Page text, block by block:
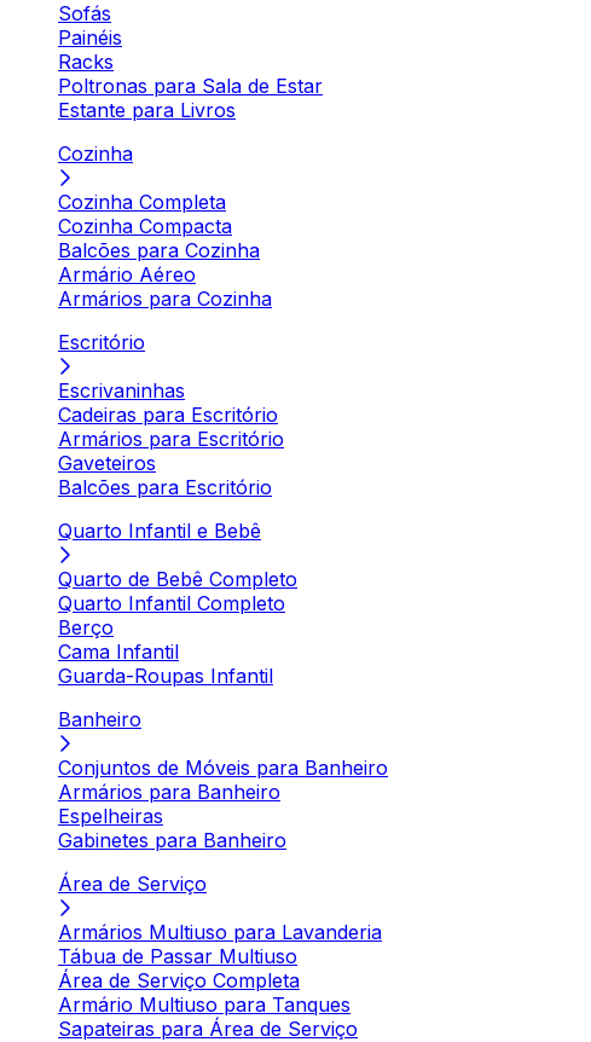
Sofás
Painéis
Racks
Poltronas para Sala de Estar
Estante para Livros
Cozinha
Cozinha Completa
Cozinha Compacta
Balcões para Cozinha
Armário Aéreo
Armários para Cozinha
Escritório
Escrivaninhas
Cadeiras para Escritório
Armários para Escritório
Gaveteiros
Balcões para Escritório
Quarto Infantil e Bebê
Quarto de Bebê Completo
Quarto Infantil Completo
Berço
Cama Infantil
Guarda-Roupas Infantil
Banheiro
Conjuntos de Móveis para Banheiro
Armários para Banheiro
Espelheiras
Gabinetes para Banheiro
Área de Serviço
Armários Multiuso para Lavanderia
Tábua de Passar Multiuso
Área de Serviço Completa
Armário Multiuso para Tanques
Sapateiras para Área de Serviço